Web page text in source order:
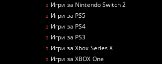
Игри за Nintendo Switch 2
Игри за PS5
Игри за PS4
Игри за PS3
Игри за Xbox Series X
Игри за XBOX One